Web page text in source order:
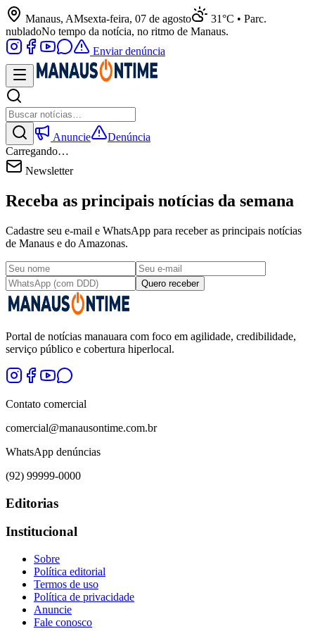
Manaus, AMsexta-feira, 07 de agosto
31°C • Parc.
nubladoNo tempo da notícia, no ritmo de Manaus.
Enviar denúncia
Anuncie
Denúncia
Carregando…
Newsletter
Receba as principais notícias da semana
Cadastre seu e-mail e WhatsApp para receber as principais notícias
de Manaus e do Amazonas.
Quero receber
Portal de notícias manauara com foco em agilidade, credibilidade,
serviço público e cobertura hiperlocal.
Contato comercial
comercial@manausontime.com.br
WhatsApp denúncias
(92) 99999-0000
Editorias
Institucional
Sobre
Política editorial
Termos de uso
Política de privacidade
Anuncie
Fale conosco